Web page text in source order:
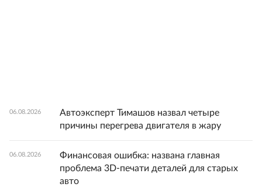
06.08.2026
Автоэксперт Тимашов назвал четыре
причины перегрева двигателя в жару
06.08.2026
Финансовая ошибка: названа главная
проблема 3D-печати деталей для старых
авто